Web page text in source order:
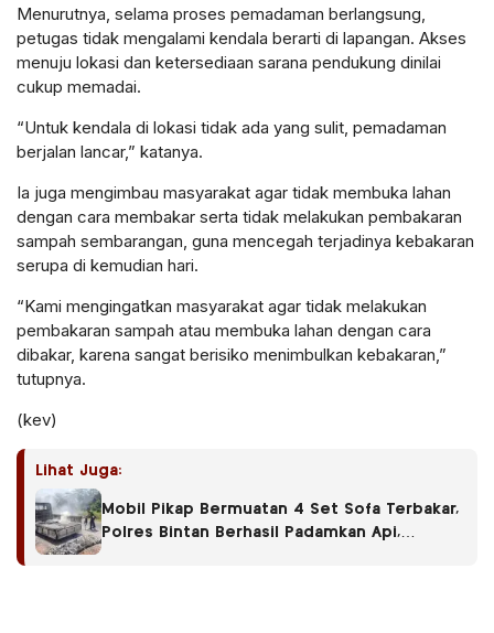
Menurutnya, selama proses pemadaman berlangsung,
petugas tidak mengalami kendala berarti di lapangan. Akses
menuju lokasi dan ketersediaan sarana pendukung dinilai
cukup memadai.
“Untuk kendala di lokasi tidak ada yang sulit, pemadaman
berjalan lancar,” katanya.
Ia juga mengimbau masyarakat agar tidak membuka lahan
dengan cara membakar serta tidak melakukan pembakaran
sampah sembarangan, guna mencegah terjadinya kebakaran
serupa di kemudian hari.
“Kami mengingatkan masyarakat agar tidak melakukan
pembakaran sampah atau membuka lahan dengan cara
dibakar, karena sangat berisiko menimbulkan kebakaran,”
tutupnya.
(kev)
Lihat Juga:
Mobil Pikap Bermuatan 4 Set Sofa Terbakar,
Polres Bintan Berhasil Padamkan Api,